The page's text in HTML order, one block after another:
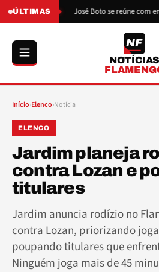
ÚLTIMAS
Boto José Boto se reúne com
NF
NOTÍCIAS
Início›Elenco›Notícia
ELENCO
Jardim planeja
contra Lozan e
titulares
Jardim anuncia rodízio no
contra Lozan, priorizando
poupando titulares que
Ninguém joga mais de 45